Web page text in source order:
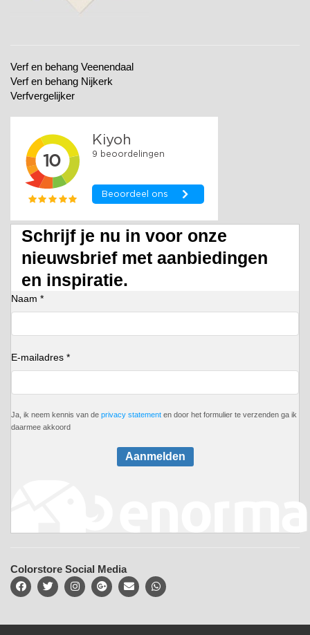
Verf en behang Veenendaal
Verf en behang Nijkerk
Verfvergelijker
Schrijf je nu in voor onze
nieuwsbrief met aanbiedingen
en inspiratie.
Naam *
E-mailadres *
Ja, ik neem kennis van de privacy statement en door het formulier te verzenden ga ik
daarmee akkoord
Aanmelden
Colorstore Social Media